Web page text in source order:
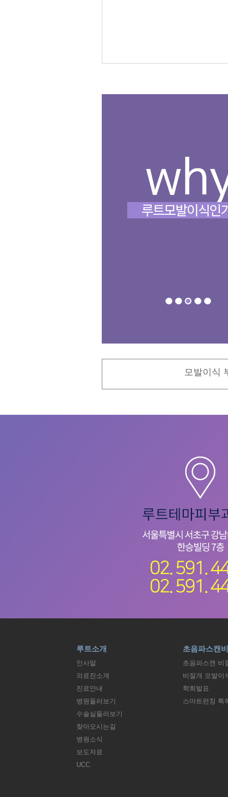
모발이식
루트소개
인사말
의료진소개
진료안내
병원둘러보기
수술실둘러보기
찾아오시는길
병원소식
보도자료
UCC
초음파스캔
초음파스캔 비
비절개 모발이
학회발표
스마트펀칭 특